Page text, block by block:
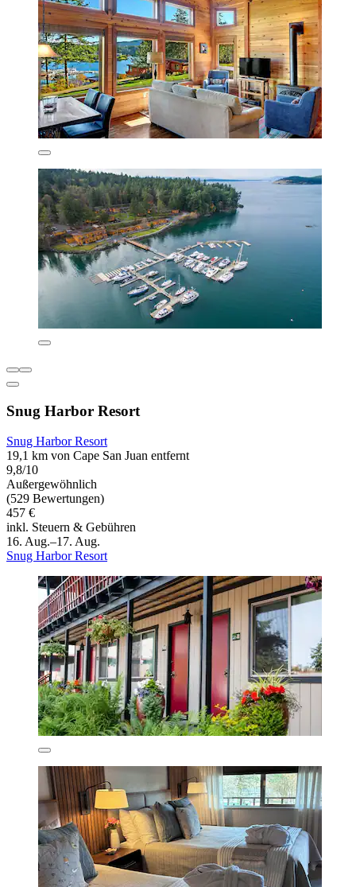
Snug Harbor Resort
Snug Harbor Resort
19,1 km von Cape San Juan entfernt
9,8/10
Außergewöhnlich
(529 Bewertungen)
457 €
inkl. Steuern & Gebühren
16. Aug.–17. Aug.
Snug Harbor Resort